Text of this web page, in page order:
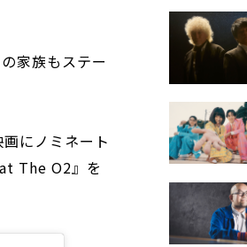
家族もステー
にノミネート
The O2』を